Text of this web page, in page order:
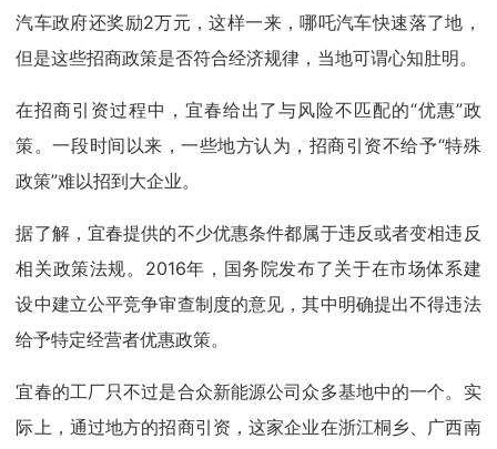
汽车政府还奖励2万元，这样一来，哪吒汽车快速落了地，
但是这些招商政策是否符合经济规律，当地可谓心知肚明。
在招商引资过程中，宜春给出了与风险不匹配的“优惠”政
策。一段时间以来，一些地方认为，招商引资不给予“特殊
政策”难以招到大企业。
据了解，宜春提供的不少优惠条件都属于违反或者变相违反
相关政策法规。2016年，国务院发布了关于在市场体系建
设中建立公平竞争审查制度的意见，其中明确提出不得违法
给予特定经营者优惠政策。
宜春的工厂只不过是合众新能源公司众多基地中的一个。实
际上，通过地方的招商引资，这家企业在浙江桐乡、广西南